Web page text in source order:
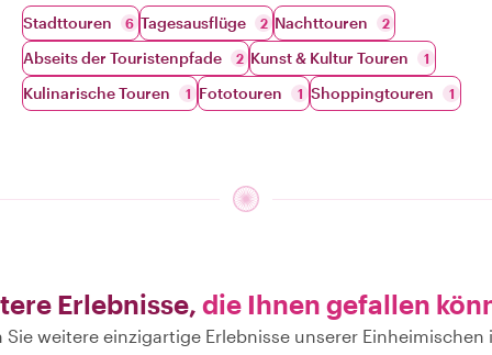
Stadttouren 6 Tagesausflüge 2 Nachttouren 2
Abseits der Touristenpfade 2 Kunst & Kultur Touren 1
Kulinarische Touren 1 Fototouren 1 Shoppingtouren 1
Erlebnisse, die Ihnen gefallen
Sie weitere einzigartige Erlebnisse unserer Einheimischen